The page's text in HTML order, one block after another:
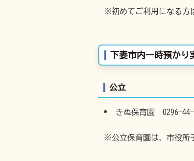
※初めてご利用になる方
下妻市内一時預かり
公立
きぬ保育園 0296-44-
※公立保育園は、市役所